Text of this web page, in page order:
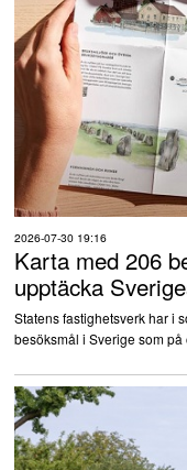
2026-07-30 19:16
Karta med 206
upptäcka
Statens fastighetsverk har i
besöksmål i Sverige som